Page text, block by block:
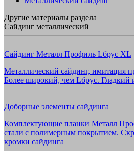
Другие материалы раздела
Сайдинг металлический
Сайдинг Металл Профиль Lбрус XL
Металлический сайдинг, имитация
Более широкий, чем Lбрус.
Доборные элементы сайдинга
Комплектующие планки Металл
стали с полимерным покрытием.
кромки сайдинга